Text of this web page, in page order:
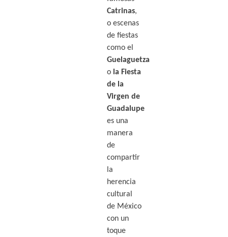
Catrinas,
o escenas
de fiestas
como el
Guelaguetza
o la Fiesta
de la
Virgen de
Guadalupe
es una
manera
de
compartir
la
herencia
cultural
de México
con un
toque